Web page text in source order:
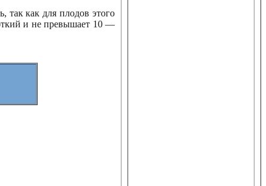
так как для плодов этого
и не превышает 10 —